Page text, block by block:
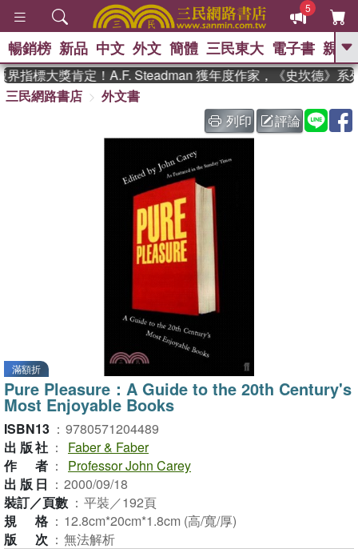
5
GO
The Odyssey 、 父親節 、 如果歷
史是一群喵 、 暑期推薦 、 國際布克
獎 臺灣漫遊錄
登輝時代 、 數學女孩：黎曼猜想
偉大的迷走神經
暢銷榜 新品 中文 外文 簡體 三民東大 電子書 親子
指標大獎肯定！A.F. Steadman 獲年度作家，《史坎德》系列
三民網路書店
外文書
列印
評論
滿額折
Pure Pleasure：A Guide to the 20th Century's
Most Enjoyable Books
ISBN13 ： 9780571204489
出版社 ：
Faber & Faber
作者 ：
Professor John Carey
出版日 ： 2000/09/18
裝訂／頁數 ： 平裝／192頁
規格 ： 12.8cm*20cm*1.8cm (高/寬/厚)
版次 ： 無法解析